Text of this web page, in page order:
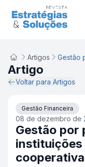
Artigos
Artigo
Voltar para Artigos
Gestão Financeira
08 de dezembro de
Gestão por